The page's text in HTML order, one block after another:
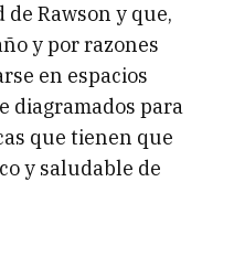
Rawson y que,
y por razones
en espacios
diagramados para
que tienen que
y saludable de